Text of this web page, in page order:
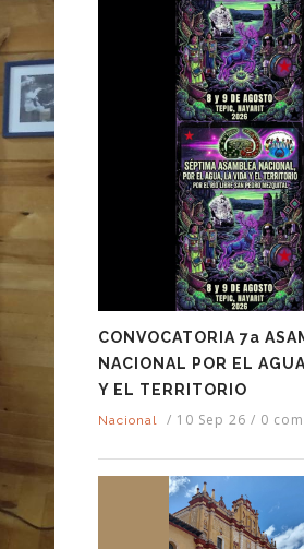
CONVOCATORIA 7a
NACIONAL POR EL
Y EL TERRITORIO
Nacional / 10 Sep 26 / 0